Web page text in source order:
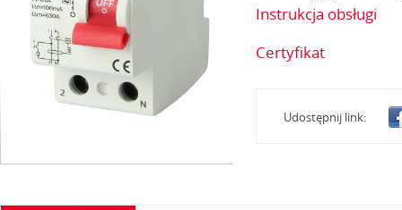
Instrukcja obsługi
Certyfikat
Udostępnij link: